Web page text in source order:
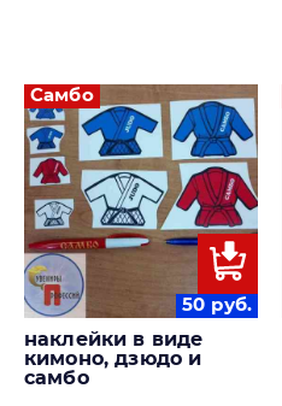
Самбо
50 руб.
наклейки в виде
кимоно, дзюдо и
самбо